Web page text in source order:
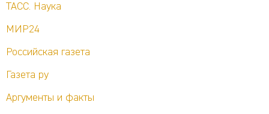
ТАСС. Наука
МИР24
Российская газета
Газета ру
Аргументы и факты